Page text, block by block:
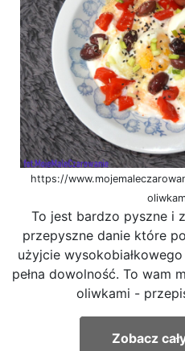
https://
To jest bardzo pyszne i
przepyszne danie które
użyjcie
pełna dowolność. To wam
oliwkami -
Zobacz